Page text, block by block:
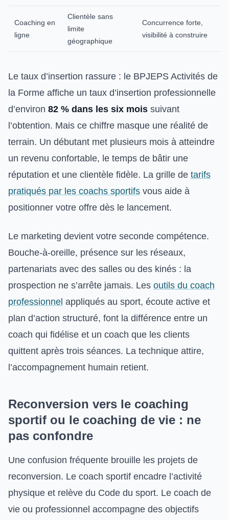
Coaching en
ligne
Clientèle sans
limite
géographique
Concurrence forte,
visibilité à construire
Le taux d’insertion rassure : le BPJEPS Activités de
la Forme affiche un taux d’insertion professionnelle
d’environ 82 % dans les six mois suivant
l’obtention. Mais ce chiffre masque une réalité de
terrain. Un débutant met plusieurs mois à atteindre
un revenu confortable, le temps de bâtir une
réputation et une clientèle fidèle. La grille de tarifs
pratiqués par les coachs sportifs vous aide à
positionner votre offre dès le lancement.
Le marketing devient votre seconde compétence.
Bouche-à-oreille, présence sur les réseaux,
partenariats avec des salles ou des kinés : la
prospection ne s’arrête jamais. Les outils du coach
professionnel appliqués au sport, écoute active et
plan d’action structuré, font la différence entre un
coach qui fidélise et un coach que les clients
quittent après trois séances. La technique attire,
l’accompagnement humain retient.
Reconversion vers le coaching
sportif ou le coaching de vie : ne
pas confondre
Une confusion fréquente brouille les projets de
reconversion. Le coach sportif encadre l’activité
physique et relève du Code du sport. Le coach de
vie ou professionnel accompagne des objectifs